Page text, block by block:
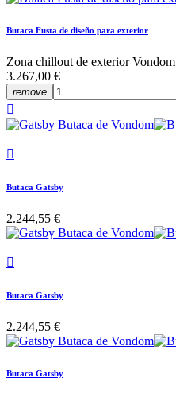
Butaca Fusta de diseño para exterior
Zona chillout de exterior Vondom
3.267,00 €
remove


Butaca Gatsby
2.244,55 €

Butaca Gatsby
2.244,55 €
Butaca Gatsby